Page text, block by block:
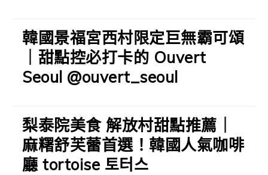
韓國景福宮西村限定巨無霸可頌
｜甜點控必打卡的 Ouvert
Seoul @ouvert_seoul
梨泰院美食 解放村甜點推薦｜
麻糬舒芙蕾首選！韓國人氣咖啡
廳 tortoise 토터스